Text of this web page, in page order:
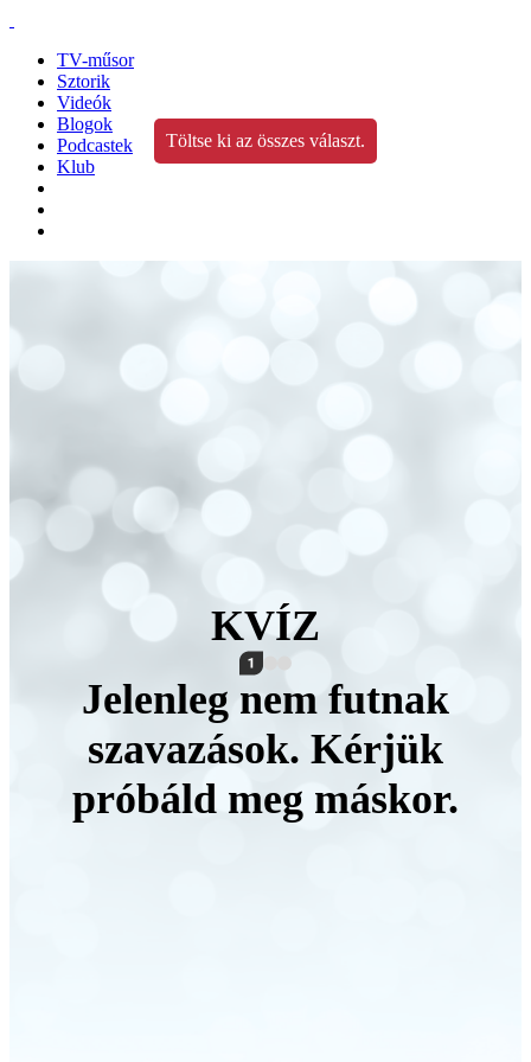
TV-műsor
Sztorik
Videók
Blogok
Podcastek
Klub
Töltse ki az összes választ.
KVÍZ
Jelenleg nem futnak
szavazások. Kérjük
próbáld meg máskor.